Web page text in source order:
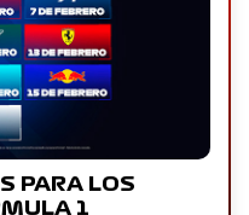
PARA LOS
1